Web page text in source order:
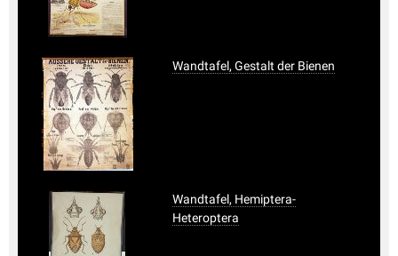
Wandtafel, Gestalt der Bienen
Wandtafel, Hemiptera-
Heteroptera